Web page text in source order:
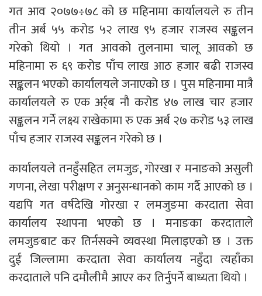
गत आव २०७७÷७८ को छ महिनामा कार्यालयले रु तीन
तीन अर्ब ५५ करोड ५२ लाख ९५ हजार राजस्व सङ्कलन
गरेको थियो । गत आवको तुलनामा चालू आवको छ
महिनामा रु ६९ करोड पाँच लाख आठ हजार बढी राजस्व
सङ्कलन भएको कार्यालयले जनाएको छ । पुस महिनामा मात्रै
कार्यालयले रु एक अर्र्ब नौ करोड ४७ लाख चार हजार
सङ्कलन गर्ने लक्ष्य राखेकामा रु एक अर्ब २७ करोड ५३ लाख
पाँच हजार राजस्व सङ्कलन गरेको छ ।
कार्यालयले तनहुँसहित लमजुङ, गोरखा र मनाङको असुली
गणना, लेखा परीक्षण र अनुसन्धानको काम गर्दै आएको छ ।
यद्यपि गत वर्षदेखि गोरखा र लमजुङमा करदाता सेवा
कार्यालय स्थापना भएको छ । मनाङका करदाताले
लमजुङबाट कर तिर्नसक्ने व्यवस्था मिलाइएको छ । उक्त
दुई जिल्लामा करदाता सेवा कार्यालय नहुँदा त्यहाँका
करदाताले पनि दमौलीमै आएर कर तिर्नुपर्ने बाध्यता थियो ।